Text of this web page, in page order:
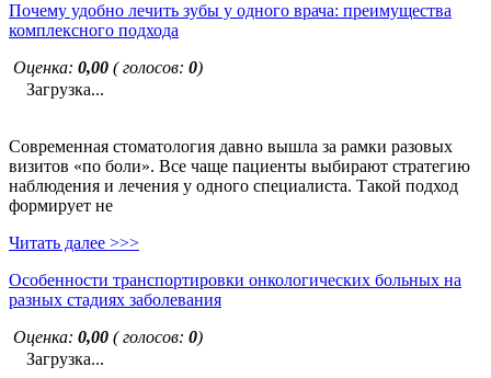
Почему удобно лечить зубы у одного врача: преимущества
комплексного подхода
Оценка: 0,00 ( голосов: 0)
Загрузка...
Современная стоматология давно вышла за рамки разовых
визитов «по боли». Все чаще пациенты выбирают стратегию
наблюдения и лечения у одного специалиста. Такой подход
формирует не
Читать далее >>>
Особенности транспортировки онкологических больных на
разных стадиях заболевания
Оценка: 0,00 ( голосов: 0)
Загрузка...